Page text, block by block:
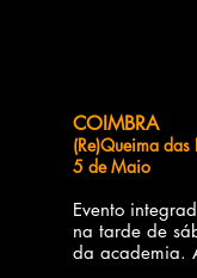
COIMBRA
(Re)Queima das
5 de Maio
Evento
na tarde de
da academia.